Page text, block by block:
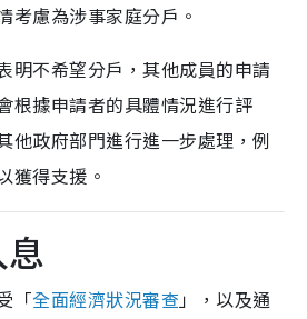
考慮為涉事家庭分戶。
明不希望分戶，其他成員的申請
根據申請者的具體情況進行評
他政府部門進行進一步處理，例
獲得支援。
「全面經濟狀況審查」，以及通